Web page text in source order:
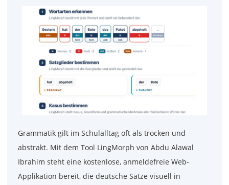
Grammatik gilt im Schulalltag oft als trocken und
abstrakt. Mit dem Tool LingMorph von Abdu Alawal
Ibrahim steht eine kostenlose, anmeldefreie Web-
Applikation bereit, die deutsche Sätze visuell in